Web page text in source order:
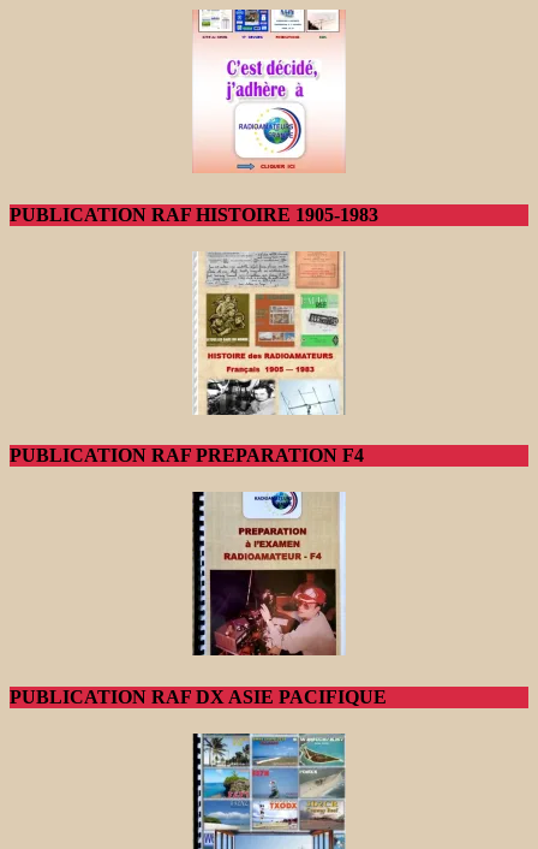
PUBLICATION RAF HISTOIRE 1905-1983
PUBLICATION RAF PREPARATION F4
PUBLICATION RAF DX ASIE PACIFIQUE